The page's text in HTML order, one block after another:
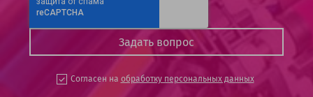
Согласен на обработку персональных данных